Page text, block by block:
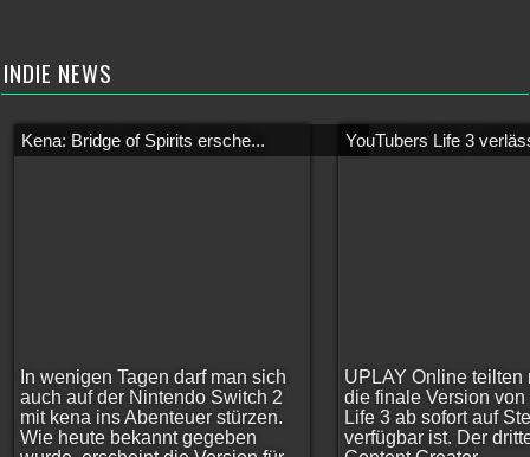
INDIE NEWS
Kena: Bridge of Spirits ersche...
In wenigen Tagen darf man sich
auch auf der Nintendo Switch 2
mit kena ins Abenteuer stürzen.
Wie heute bekannt gegeben
YouTubers Life 3
UPLAY Online teilten
die finale Version von
Life 3 ab sofort auf
verfügbar ist. Der